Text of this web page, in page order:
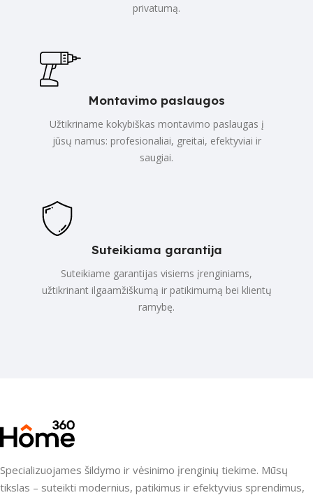
privatumą.
Montavimo paslaugos
Užtikriname kokybiškas montavimo paslaugas į
jūsų namus: profesionaliai, greitai, efektyviai ir
saugiai.
Suteikiama garantija
Suteikiame garantijas visiems įrenginiams,
užtikrinant ilgaamžiškumą ir patikimumą bei klientų
ramybę.
Specializuojames šildymo ir vėsinimo įrenginių tiekime. Mūsų
tikslas – suteikti modernius, patikimus ir efektyvius sprendimus,